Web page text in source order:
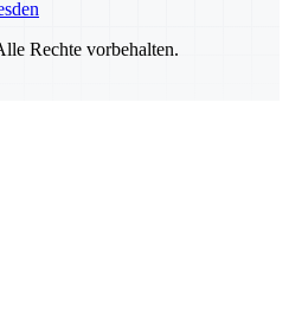
Rechte vorbehalten.